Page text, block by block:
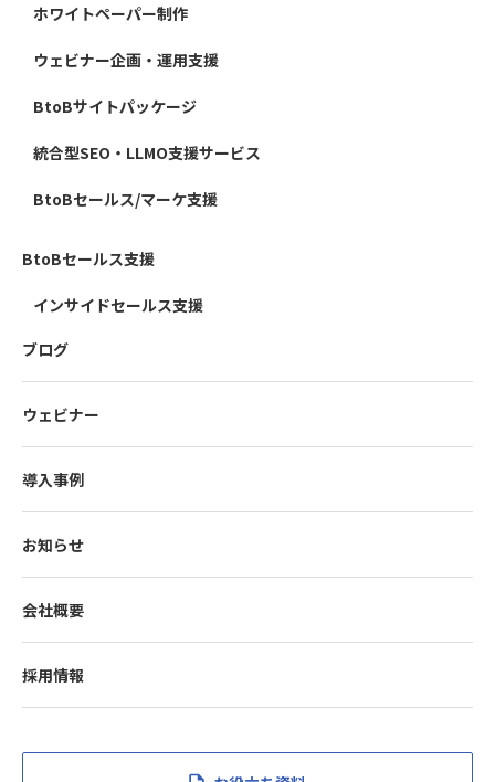
ホワイトペーパー制作
ウェビナー企画・運用支援
BtoBサイトパッケージ
統合型SEO・LLMO支援サービス
BtoBセールス/マーケ支援
BtoBセールス支援
インサイドセールス支援
ブログ
ウェビナー
導入事例
お知らせ
会社概要
採用情報